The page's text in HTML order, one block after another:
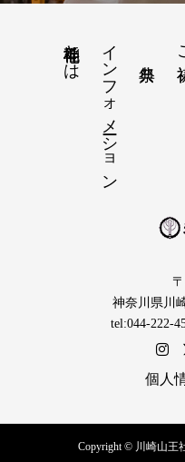
稲毛神社とは インフォメーション
神奈川県川
tel:044-222-
個人
Copyright © 川崎山王